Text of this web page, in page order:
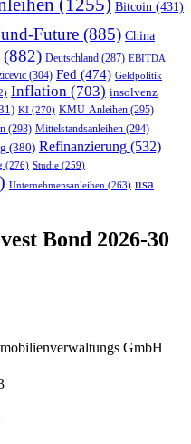
(1255) Bitcoin (431)
Future (885) China
(882) Deutschland (287) EBITDA
(304) Fed (474) Geldpolitik
Inflation (703) insolvenz
KI (270) KMU-Anleihen (295)
(293) Mittelstandsanleihen (294)
(380) Refinanzierung (532)
(276) Studie (259)
Unternehmensanleihen (263) usa
Bond 2026-30
GmbH